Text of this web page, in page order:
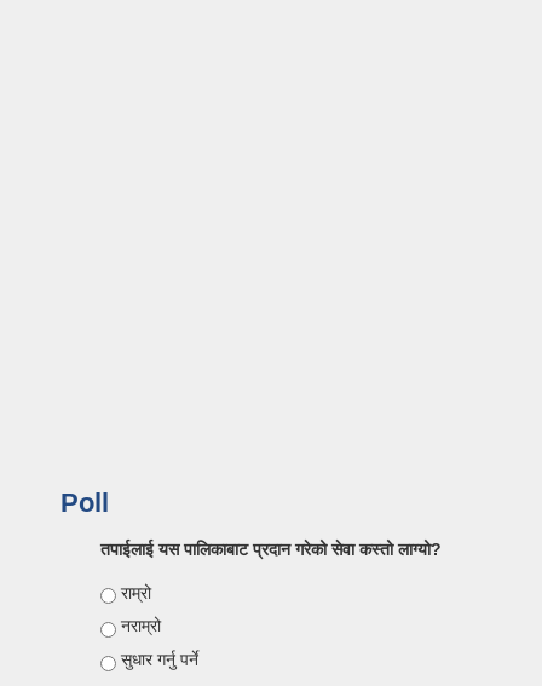
Poll
तपाईलाई यस पालिकाबाट प्रदान गरेको सेवा कस्तो लाग्यो?
Choices
राम्रो
नराम्रो
सुधार गर्नु पर्ने